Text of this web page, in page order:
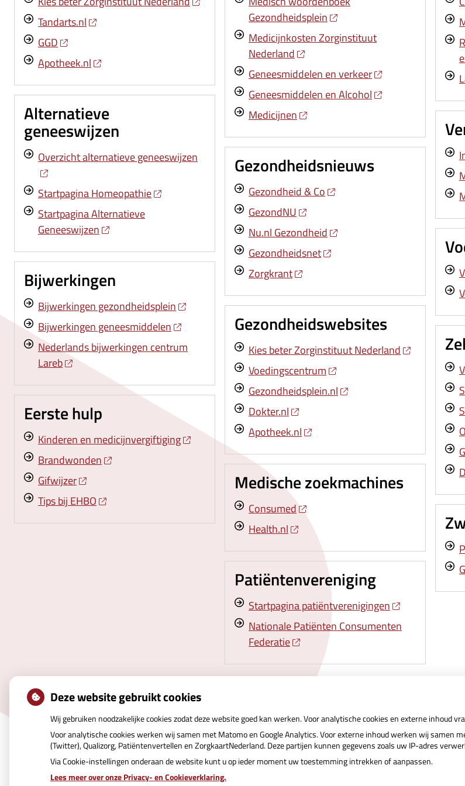
Tandarts.nl
GGD
Apotheek.nl
Alternatieve
geneeswijzen
Overzicht alternatieve geneeswijzen
Startpagina Homeopathie
Startpagina Alternatieve
Geneeswijzen
Bijwerkingen
Bijwerkingen gezondheidsplein
Bijwerkingen geneesmiddelen
Nederlands bijwerkingen centrum
Lareb
Eerste hulp
Kinderen en medicijnvergiftiging
Brandwonden
Gifwijzer
Tips bij EHBO
Gezondheidsplein
Medicijnkosten Zorginstituut
Nederland
Geneesmiddelen en verkeer
Geneesmiddelen en Alcohol
Medicijnen
Gezondheidsnieuws
Gezondheid & Co
GezondNU
Nu.nl Gezondheid
Gezondheidsnet
Zorgkrant
Gezondheidswebsites
Kies beter Zorginstituut Nederland
Voedingscentrum
Gezondheidsplein.nl
Dokter.nl
Apotheek.nl
Medische zoekmachines
Consumed
Health.nl
Patiëntenvereniging
Startpagina patiëntverenigingen
Nationale Patiënten Consumenten
Federatie
Deze website gebruikt cookies
Wij gebruiken noodzakelijke cookies zodat deze website goed kan werken. Voor analytische cookies en externe inhoud
Voor analytische cookies werken wij samen met Matomo en Google Analytics. Voor externe inhoud werken wij samen
(Twitter), Qualizorg, Patiëntenvertellen en ZorgkaartNederland. Deze partijen kunnen gegevens zoals uw IP-adres
Via Cookie-instellingen onderaan de website kunt u op ieder moment uw toestemming intrekken of aanpassen.
Lees meer over onze Privacy- en Cookieverklaring.